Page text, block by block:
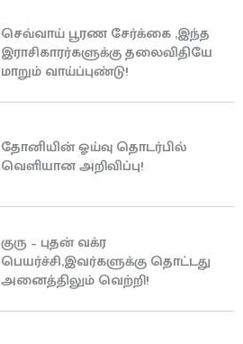
செவ்வாய் பூரண சேர்க்கை ,இந்த
இராசிகாரர்களுக்கு தலைவிதியே
மாறும் வாய்ப்புண்டு!
தோனியின் ஓய்வு தொடர்பில்
வெளியான அறிவிப்பு!
குரு – புதன் வக்ர
பெயர்ச்சி,இவர்களுக்கு தொட்டது
அனைத்திலும் வெற்றி!